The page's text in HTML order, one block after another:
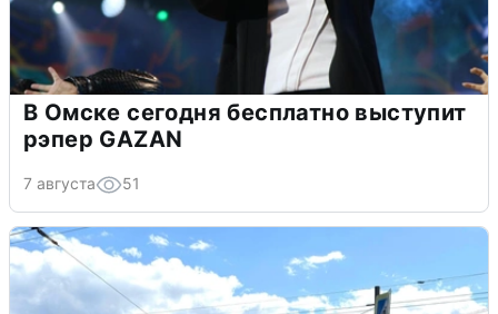
В Омске сегодня бесплатно выступит
рэпер GAZAN
7 августа 51